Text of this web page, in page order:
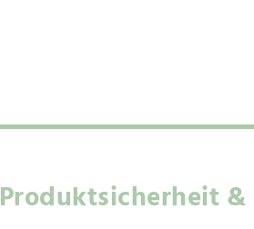
Produktsicherheit